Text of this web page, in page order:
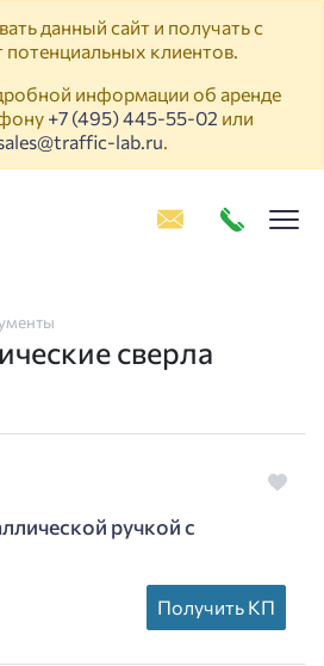
данный сайт и получать с
клиентов.
информации об аренде
+7 (495) 445-55-02 или
lab.ru.
сверла
ручкой с
Получить КП